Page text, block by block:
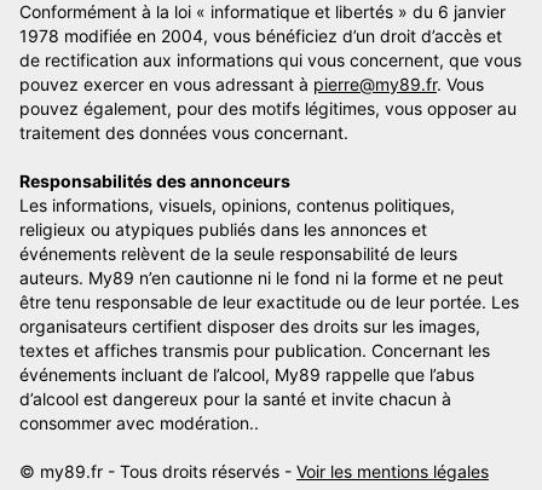
Conformément à la loi « informatique et libertés » du 6 janvier
1978 modifiée en 2004, vous bénéficiez d’un droit d’accès et
de rectification aux informations qui vous concernent, que vous
pouvez exercer en vous adressant à pierre@my89.fr. Vous
pouvez également, pour des motifs légitimes, vous opposer au
traitement des données vous concernant.
Responsabilités des annonceurs
Les informations, visuels, opinions, contenus politiques,
religieux ou atypiques publiés dans les annonces et
événements relèvent de la seule responsabilité de leurs
auteurs. My89 n’en cautionne ni le fond ni la forme et ne peut
être tenu responsable de leur exactitude ou de leur portée. Les
organisateurs certifient disposer des droits sur les images,
textes et affiches transmis pour publication. Concernant les
événements incluant de l’alcool, My89 rappelle que l’abus
d’alcool est dangereux pour la santé et invite chacun à
consommer avec modération..
© my89.fr - Tous droits réservés - Voir les mentions légales